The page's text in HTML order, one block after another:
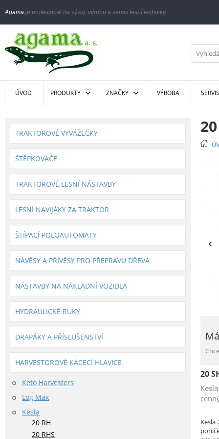
Agama je profesionál na vývoj, výrobu a servis lesní techniky.
ÚVOD PRODUKTY ZNAČKY VÝROBA SERVIS
TRAKTOROVÉ VYVÁŽEČKY
ŠTĚPKOVAČE
TRAKTOROVÉ LESNÍ NÁSTAVBY
LESNÍ NAVIJÁKY ZA TRAKTOR
ŠTÍPACÍ POLOAUTOMATY
NÁVĚSY A PŘÍVĚSY PRO PŘEPRAVU DŘEVA
NÁSTAVBY NA NÁKLADNÍ VOZIDLA
HYDRAULICKÉ RUKY
DRAPÁKY A PŘÍSLUŠENSTVÍ
HARVESTOROVÉ KÁCECÍ HLAVICE
Keto Harvesters
Log Max
Kesla
20 RH
20 RHS
20